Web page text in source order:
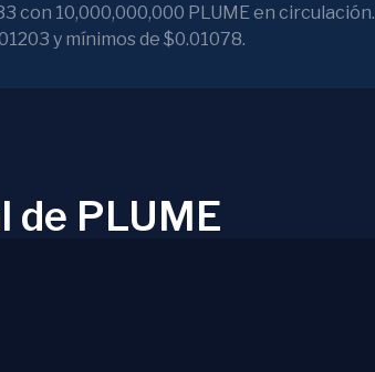
con 10,000,000,000 PLUME en circulación.
y mínimos de $0.01078.
de PLUME